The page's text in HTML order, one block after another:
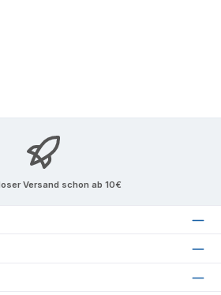
Versand schon ab 10€